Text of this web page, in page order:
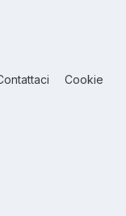
Cookie